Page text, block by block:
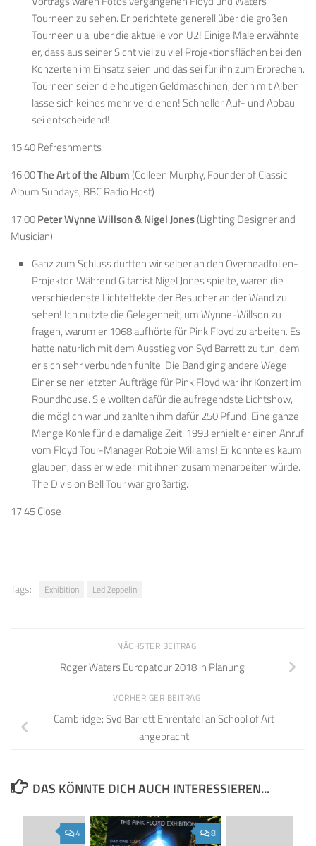
Tourneen zu sehen. Er berichtete generell über die großen
Tourneen u.a. über die aktuelle von U2! Einige Male erwähnte
er, dass aus seiner Sicht viel zu viel Projektionsflächen bei den
Konzerten im Einsatz seien und das sei für ihn zum Erbrechen.
Tourneen seien die heutigen Geldmaschinen, denn mit Alben
lasse sich keines mehr verdienen! Schneller Auf- und Abbau
sei entscheidend!
15.40 Refreshments
16.00The Art of the Album(Colleen Murphy, Founder of Classic
Album Sundays, BBC Radio Host)
17.00Peter Wynne Willson&Nigel Jones(Lighting Designer and
Musician)
Ganz zum Schluss durften wir selber an den Overheadfolien-
Projektor. Während Gitarrist Nigel Jones spielte, waren die
verschiedenste Lichteffekte der Besucher an der Wand zu
sehen! Ich nutzte die Gelegenheit, um Wynne-Willson zu
fragen, warum er 1968 aufhörte für Pink Floyd zu arbeiten. Es
hatte natürlich mit dem Ausstieg von Syd Barrett zu tun, dem
er sich sehr verbunden fühlte. Die Band ging andere Wege.
Einer seiner letzten Aufträge für Pink Floyd war ihr Konzert im
Roundhouse. Sie wollten dafür die aufregendste Lichtshow,
die möglich war und zahlten ihm dafür 250 Pfund. Eine ganze
Menge Kohle für die damalige Zeit. 1993 erhielt er einen Anruf
vom Floyd Tour-Manager Robbie Williams! Er konnte es kaum
glauben, dass er wieder mit ihnen zusammenarbeiten würde.
The Division Bell Tour war großartig.
17.45 Close
Tags: Exhibition Led Zeppelin
NÄCHSTER BEITRAG
Roger Waters Europatour 2018 in Planung
VORHERIGER BEITRAG
Cambridge: Syd Barrett Ehrentafel an School of Art
angebracht
DAS KÖNNTE DICH AUCH INTERESSIEREN...
8
4